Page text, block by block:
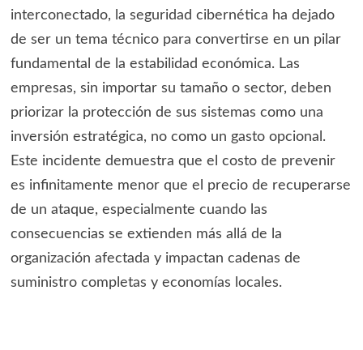
interconectado, la seguridad cibernética ha dejado
de ser un tema técnico para convertirse en un pilar
fundamental de la estabilidad económica. Las
empresas, sin importar su tamaño o sector, deben
priorizar la protección de sus sistemas como una
inversión estratégica, no como un gasto opcional.
Este incidente demuestra que el costo de prevenir
es infinitamente menor que el precio de recuperarse
de un ataque, especialmente cuando las
consecuencias se extienden más allá de la
organización afectada y impactan cadenas de
suministro completas y economías locales.